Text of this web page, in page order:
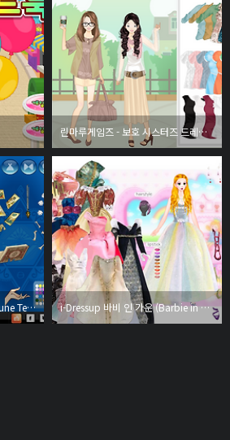
린마루게임즈 - 보호 시스터즈 드레스업 (Boho Sisters Dress Up)
린마루게임즈 - Fantasy Fortune Teller i-Dressup 바비 인 가운 (Barbie in gowns 2)